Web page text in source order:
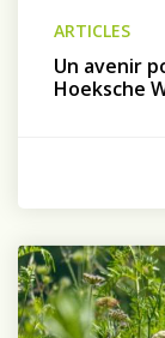
ARTICLES
Un avenir
Hoeksche